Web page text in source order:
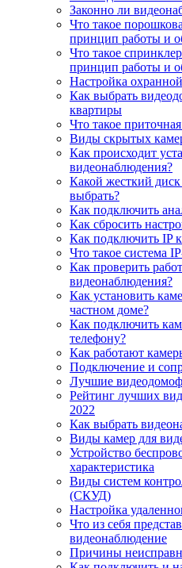
Законно ли
Что такое
принцип работы и
Что такое
принцип работы и
Настройка
Как выбрать
квартиры
Что такое
Виды скрытых
Как происходит
видеонаблюдения?
Какой жесткий
выбрать?
Как подключить
Как сбросить
Как подключить IP
Что такое система
Как проверить
видеонаблюдения?
Как установить
частном доме?
Как подключить
телефону?
Как работают
Подключение и
Лучшие
Рейтинг лучших
2022
Как выбрать
Виды камер для
Устройство
характеристика
Виды систем
(СКУД)
Настройка
Что из себя
видеонаблюдение
Причины